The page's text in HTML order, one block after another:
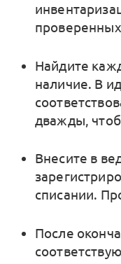
проверенных
Найдите
наличие. В
дважды,
Внесите в
списании.
После